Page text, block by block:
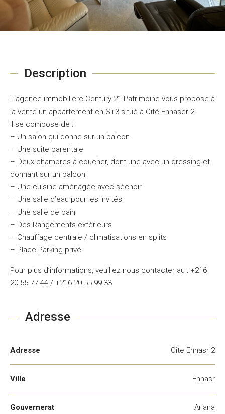
Description
L’agence immobilière Century 21 Patrimoine vous propose à
la vente un appartement en S+3 situé à Cité Ennaser 2.
Il se compose de :
– Un salon qui donne sur un balcon
– Une suite parentale
– Deux chambres à coucher, dont une avec un dressing et
donnant sur un balcon
– Une cuisine aménagée avec séchoir
– Une salle d’eau pour les invités
– Une salle de bain
– Des Rangements extérieurs
– Chauffage centrale / climatisations en splits
– Place Parking privé
Pour plus d’informations, veuillez nous contacter au : +216
20 55 77 44 / +216 20 55 99 33
Adresse
Adresse Cite Ennasr 2
Ville Ennasr
Gouvernerat Ariana